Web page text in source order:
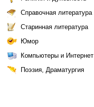
Справочная литература
Старинная литература
Юмор
Компьютеры и Интернет
Поэзия, Драматургия